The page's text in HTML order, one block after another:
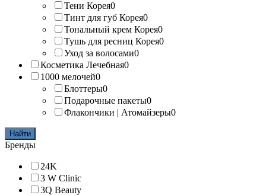
Тени Корея0
Тинт для губ Корея0
Тональный крем Корея0
Тушь для ресниц Корея0
Уход за волосами0
Косметика Лечебная0
1000 мелочей0
Блоттеры0
Подарочные пакеты0
Флакончики | Атомайзеры0
Найти
Бренды
24K
3 W Clinic
3Q Beauty